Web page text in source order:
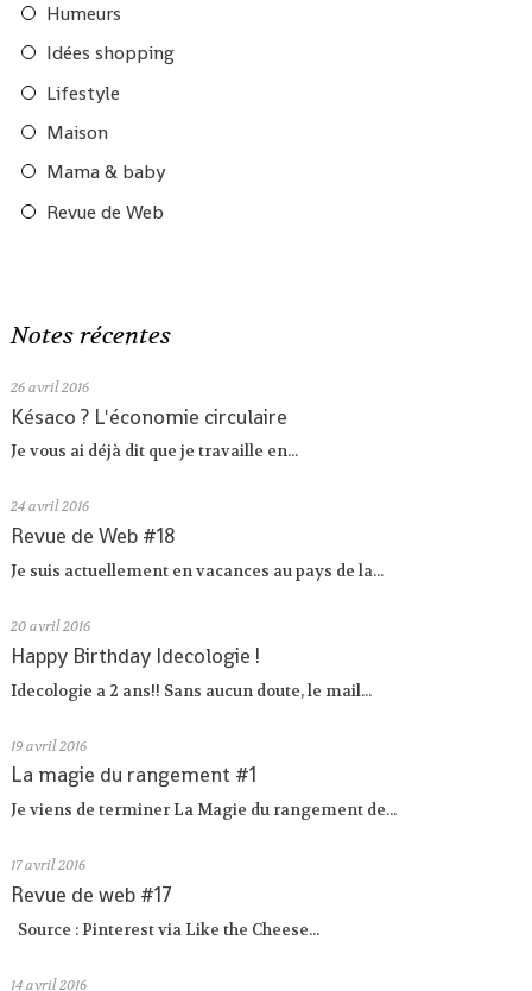
Humeurs
Idées shopping
Lifestyle
Maison
Mama & baby
Revue de Web
Notes récentes
26 avril 2016
Késaco ? L'économie circulaire
Je vous ai déjà dit que je travaille en...
24 avril 2016
Revue de Web #18
Je suis actuellement en vacances au pays de la...
20 avril 2016
Happy Birthday Idecologie !
Idecologie a 2 ans!! Sans aucun doute, le mail...
19 avril 2016
La magie du rangement #1
Je viens de terminer La Magie du rangement de...
17 avril 2016
Revue de web #17
Source : Pinterest via Like the Cheese...
14 avril 2016